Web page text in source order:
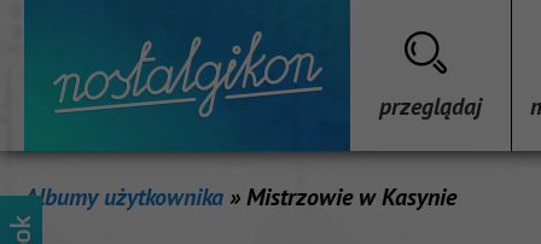
przeglądaj
Albumy użytkownika » Mistrzowie w Kasynie